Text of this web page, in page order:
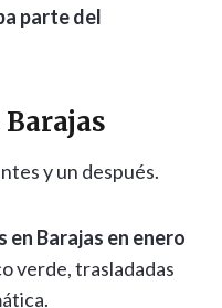
parte del
y un después.
en Barajas en enero
verde, trasladadas